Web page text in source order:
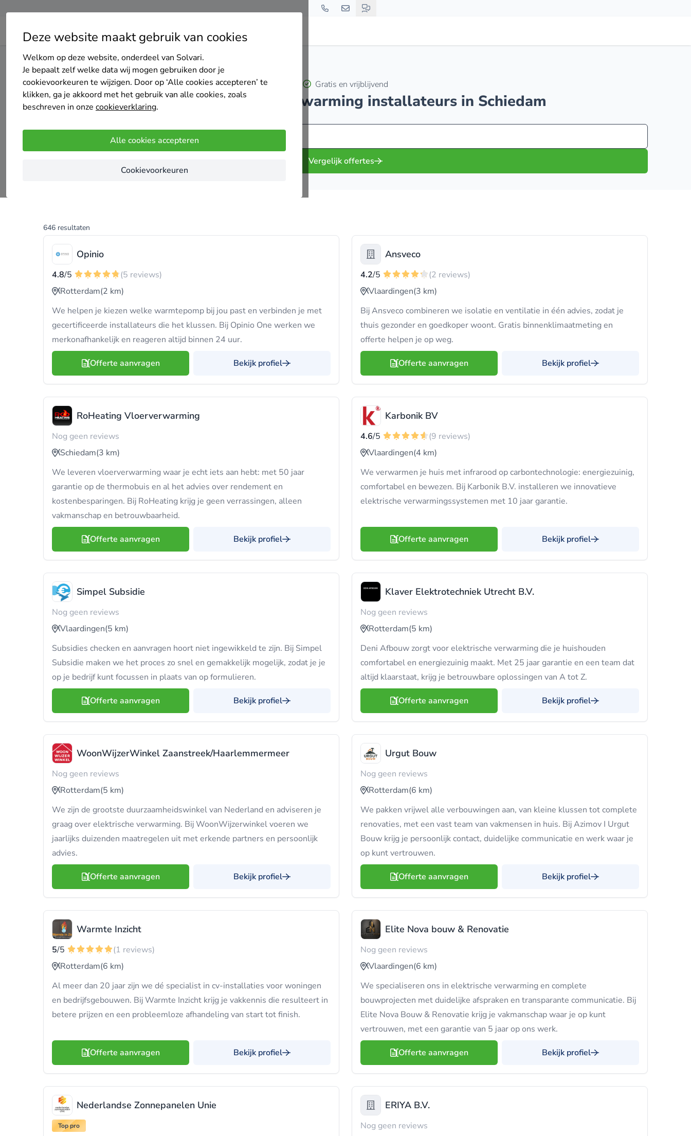
Deze website maakt gebruik van cookies
Welkom op deze website, onderdeel van Solvari.
Je bepaalt zelf welke data wij mogen gebruiken door je
cookievoorkeuren te wijzigen. Door op ‘Alle cookies accepteren’ te
klikken, ga je akkoord met het gebruik van alle cookies, zoals
beschreven in onze cookieverklaring.
Alle cookies accepteren
Cookievoorkeuren
Home Elektrische verwarming Zuid-Holland Schiedam
Gratis en vrijblijvend
Top 20 elektrische verwarming installateurs in Schiedam
Vergelijk offertes
646 resultaten
Opinio
4.8/5
(5 reviews)
Rotterdam(2 km)
We helpen je kiezen welke warmtepomp bij jou past en verbinden je met
gecertificeerde installateurs die het klussen. Bij Opinio One werken we
merkonafhankelijk en reageren altijd binnen 24 uur.
Offerte aanvragen Bekijk profiel
Ansveco
4.2/5
(2 reviews)
Vlaardingen(3 km)
Bij Ansveco combineren we isolatie en ventilatie in één advies, zodat je
thuis gezonder en goedkoper woont. Gratis binnenklimaatmeting en
offerte helpen je op weg.
Offerte aanvragen Bekijk profiel
RoHeating Vloerverwarming
Nog geen reviews
Schiedam(3 km)
We leveren vloerverwarming waar je echt iets aan hebt: met 50 jaar
garantie op de thermobuis en al het advies over rendement en
kostenbesparingen. Bij RoHeating krijg je geen verrassingen, alleen
vakmanschap en betrouwbaarheid.
Offerte aanvragen Bekijk profiel
Karbonik BV
4.6/5
(9 reviews)
Vlaardingen(4 km)
We verwarmen je huis met infrarood op carbontechnologie: energiezuinig,
comfortabel en bewezen. Bij Karbonik B.V. installeren we innovatieve
elektrische verwarmingssystemen met 10 jaar garantie.
Offerte aanvragen Bekijk profiel
Simpel Subsidie
Nog geen reviews
Vlaardingen(5 km)
Subsidies checken en aanvragen hoort niet ingewikkeld te zijn. Bij Simpel
Subsidie maken we het proces zo snel en gemakkelijk mogelijk, zodat je je
op je bedrijf kunt focussen in plaats van op formulieren.
Offerte aanvragen Bekijk profiel
Klaver Elektrotechniek Utrecht B.V.
Nog geen reviews
Rotterdam(5 km)
Deni Afbouw zorgt voor elektrische verwarming die je huishouden
comfortabel en energiezuinig maakt. Met 25 jaar garantie en een team dat
altijd klaarstaat, krijg je betrouwbare oplossingen van A tot Z.
Offerte aanvragen Bekijk profiel
WoonWijzerWinkel Zaanstreek/Haarlemmermeer
Nog geen reviews
Rotterdam(5 km)
We zijn de grootste duurzaamheidswinkel van Nederland en adviseren je
graag over elektrische verwarming. Bij WoonWijzerwinkel voeren we
jaarlijks duizenden maatregelen uit met erkende partners en persoonlijk
advies.
Offerte aanvragen Bekijk profiel
Urgut Bouw
Nog geen reviews
Rotterdam(6 km)
We pakken vrijwel alle verbouwingen aan, van kleine klussen tot complete
renovaties, met een vast team van vakmensen in huis. Bij Azimov I Urgut
Bouw krijg je persoonlijk contact, duidelijke communicatie en werk waar je
op kunt vertrouwen.
Offerte aanvragen Bekijk profiel
Warmte Inzicht
5/5
(1 reviews)
Rotterdam(6 km)
Al meer dan 20 jaar zijn we dé specialist in cv-installaties voor woningen
en bedrijfsgebouwen. Bij Warmte Inzicht krijg je vakkennis die resulteert in
betere prijzen en een probleemloze afhandeling van start tot finish.
Offerte aanvragen Bekijk profiel
Elite Nova bouw & Renovatie
Nog geen reviews
Vlaardingen(6 km)
We specialiseren ons in elektrische verwarming en complete
bouwprojecten met duidelijke afspraken en transparante communicatie. Bij
Elite Nova Bouw & Renovatie krijg je vakmanschap waar je op kunt
vertrouwen, met een garantie van 5 jaar op ons werk.
Offerte aanvragen Bekijk profiel
Nederlandse Zonnepanelen Unie
Top pro
ERIYA B.V.
Nog geen reviews